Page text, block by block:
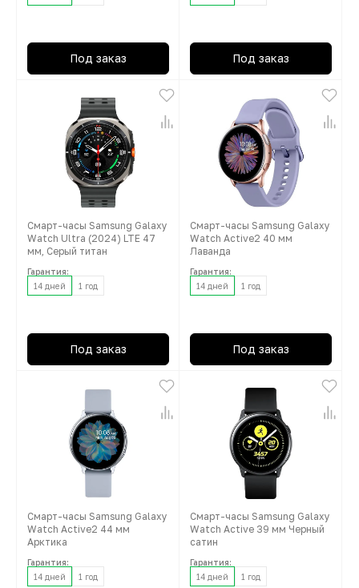
Под заказ Под заказ
Смарт-часы Samsung Galaxy
Watch Ultra (2024) LTE 47
мм, Серый титан
Гарантия:
14 дней
1 год
Под заказ
Смарт-часы Samsung Galaxy
Watch Active2 40 мм
Лаванда
Гарантия:
14 дней
1 год
Под заказ
Смарт-часы Samsung Galaxy
Watch Active2 44 мм
Арктика
Гарантия:
14 дней
1 год
Смарт-часы Samsung Galaxy
Watch Active 39 мм Черный
сатин
Гарантия:
14 дней
1 год